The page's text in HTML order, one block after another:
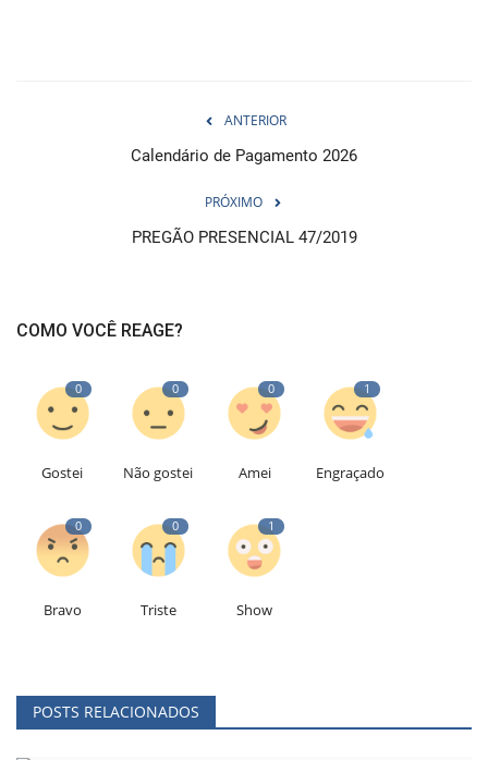
ANTERIOR
Calendário de Pagamento 2026
PRÓXIMO
PREGÃO PRESENCIAL 47/2019
COMO VOCÊ REAGE?
0
Gostei
0
Não gostei
0
Amei
1
Engraçado
0
Bravo
0
Triste
1
Show
POSTS RELACIONADOS